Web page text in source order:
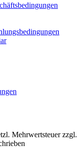
Mehrwertsteuer zzgl.